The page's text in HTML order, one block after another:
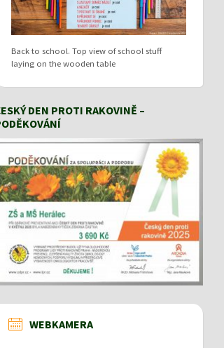
Back to school. Top view of school stuff
laying on the wooden table
DEN PROTI RAKOVINĚ –
WEBKAMERA